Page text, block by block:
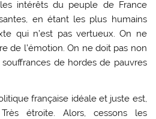
intérêts du peuple de France
en étant les plus humains
qui n’est pas vertueux. On ne
de l’émotion. On ne doit pas non
de hordes de pauvres
française idéale et juste est,
étroite. Alors, cessons les